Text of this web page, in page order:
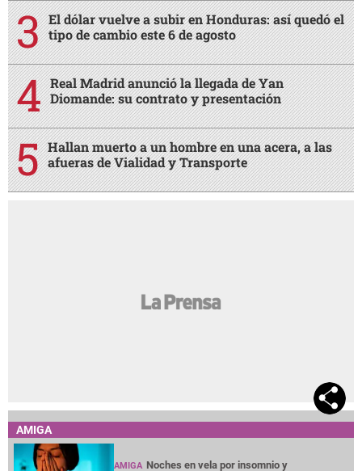
El dólar vuelve a subir en Honduras: así quedó el
tipo de cambio este 6 de agosto
Real Madrid anunció la llegada de Yan
Diomande: su contrato y presentación
Hallan muerto a un hombre en una acera, a las
afueras de Vialidad y Transporte
AMIGA
AMIGA Noches en vela por insomnio y